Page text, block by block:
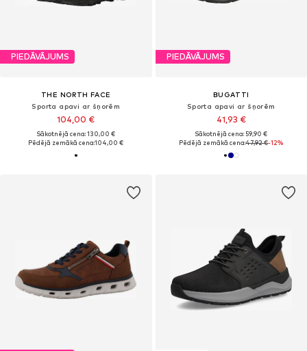
PIEDĀVĀJUMS
THE NORTH FACE
Sporta apavi ar šņorēm
104,00 €
Sākotnējā cena: 130,00 €
Pēdējā zemākā cena:104,00 €
PIEDĀVĀJUMS
BUGATTI
Sporta apavi ar šņorēm
41,93 €
Sākotnējā cena: 59,90 €
Pēdējā zemākā cena:47,92 €-12%